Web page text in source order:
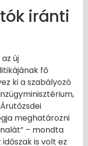
iránti
új
fő
ki a szabályozó
meghatározni
– mondta
is volt ez